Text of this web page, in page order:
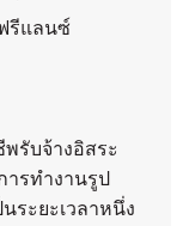
รีแลนซ์
รับจ้างอิสระ
ารทำงานรูป
ระยะเวลาหนึ่ง